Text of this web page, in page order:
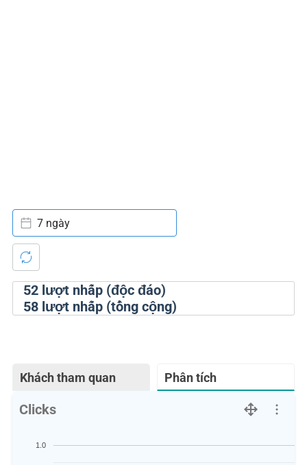
52lượt nhấp (độc đáo)
58lượt nhấp (tổng cộng)
7 ngày
Khách tham quan Phân tích
Clicks
1.0